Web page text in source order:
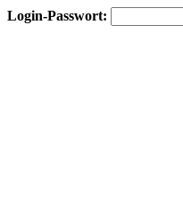
Login-Passwort: